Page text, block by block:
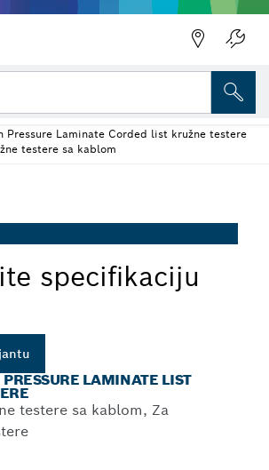
Pressure Laminate Corded list kružne testere
testere sa kablom
specifikaciju
LAMINATE LIST
testere sa kablom, Za
Pressure Laminate list